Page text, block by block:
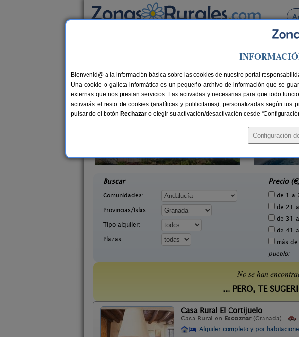
Busca por pueblo
Casas Rurales cerca de Zujaira
30 €
Complejo
Buscar
Comunidades:
Provincias/Islas:
Tipo alquiler:
Plazas:
Precio
de 1 a
de 21
de 31
de 41
más
pueblo:
No se han
... PERO, TE
Casa Rural El Cortijuelo
Casa Rural en Escoznar (Granada)
Alquiler completo y por
Bienvenid@ a la información básica sobre las cookies de nuestro portal
Una cookie o galleta informática es un pequeño archivo de información que se
externas que nos prestan servicios. Las activadas y necesarias para que todo
activarás el resto de cookies (analíticas y publicitarias), personalizadas según tus
pulsando el botón Rechazar o elegir su activación/desactivación desde